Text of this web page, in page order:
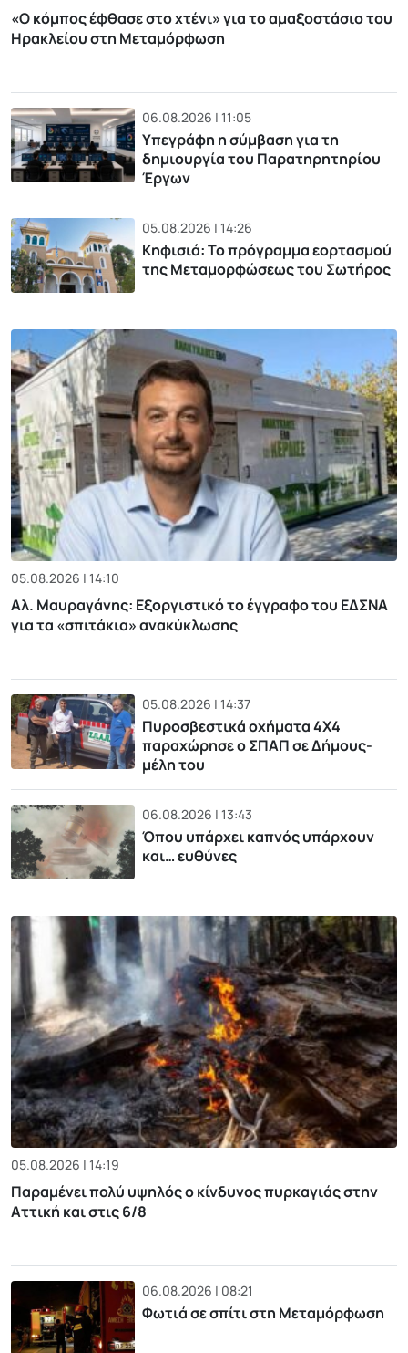
«Ο κόμπος έφθασε στο χτένι» για το αμαξοστάσιο του
Ηρακλείου στη Μεταμόρφωση
06.08.2026 | 11:05
Υπεγράφη η σύμβαση για τη
δημιουργία του Παρατηρητηρίου
Έργων
05.08.2026 | 14:26
Κηφισιά: Το πρόγραμμα εορτασμού
της Μεταμορφώσεως του Σωτήρος
05.08.2026 | 14:10
Αλ. Μαυραγάνης: Εξοργιστικό το έγγραφο του ΕΔΣΝΑ
για τα «σπιτάκια» ανακύκλωσης
05.08.2026 | 14:37
Πυροσβεστικά οχήματα 4Χ4
παραχώρησε ο ΣΠΑΠ σε Δήμους-
μέλη του
06.08.2026 | 13:43
Όπου υπάρχει καπνός υπάρχουν
και… ευθύνες
05.08.2026 | 14:19
Παραμένει πολύ υψηλός ο κίνδυνος πυρκαγιάς στην
Αττική και στις 6/8
06.08.2026 | 08:21
Φωτιά σε σπίτι στη Μεταμόρφωση